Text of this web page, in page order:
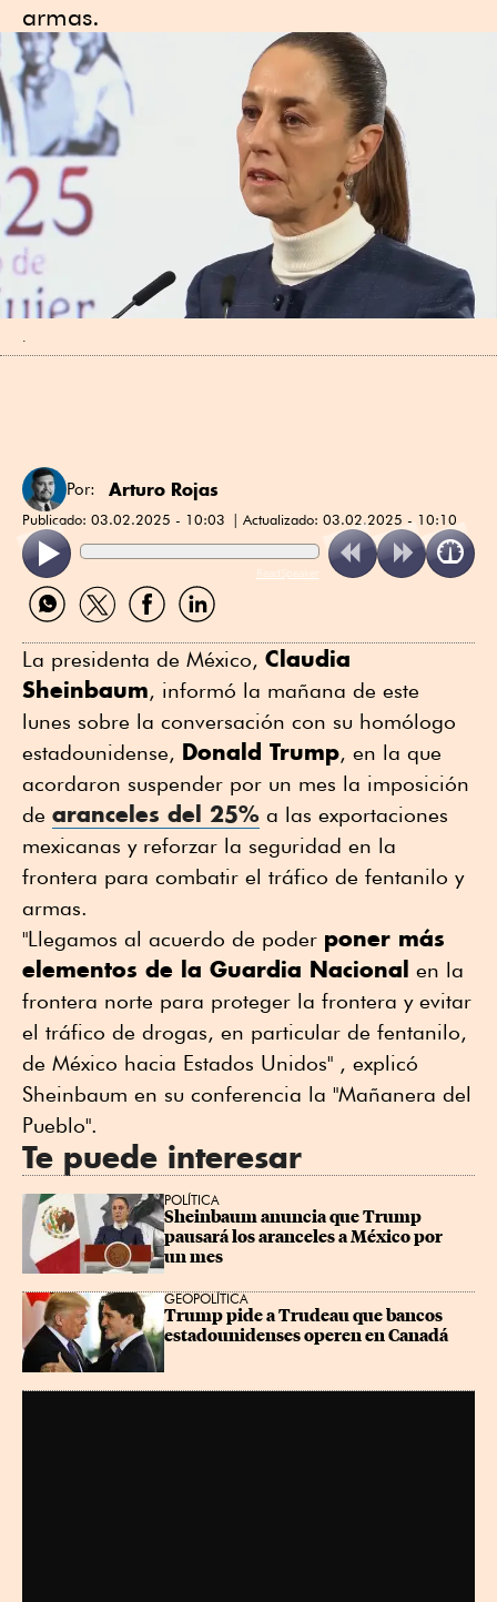
armas.
Por: Arturo Rojas
Publicado: 03.02.2025 - 10:03 Actualizado: 03.02.2025 - 10:10
ReadSpeaker
Compartir
por
Compartir
por
Compartir
por
Compartir
por
La presidenta de México, Claudia
Sheinbaum, informó la mañana de este
lunes sobre la conversación con su homólogo
estadounidense, Donald Trump, en la que
acordaron suspender por un mes la imposición
de aranceles del 25% a las exportaciones
mexicanas y reforzar la seguridad en la
frontera para combatir el tráfico de fentanilo y
armas.
"Llegamos al acuerdo de poder poner más
elementos de la Guardia Nacional en la
frontera norte para proteger la frontera y evitar
el tráfico de drogas, en particular de fentanilo,
de México hacia Estados Unidos" , explicó
Sheinbaum en su conferencia la "Mañanera del
Pueblo".
Te puede interesar
POLÍTICA
Sheinbaum anuncia que Trump
pausará los aranceles a México por
un mes
GEOPOLÍTICA
Trump pide a Trudeau que bancos
estadounidenses operen en Canadá